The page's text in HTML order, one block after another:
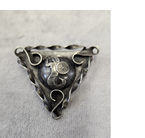
BIŻUTERIA
Broszka srebrna z syrenką
ORNO Warszawa lata 50-
60 te XXw. Projekt Halina